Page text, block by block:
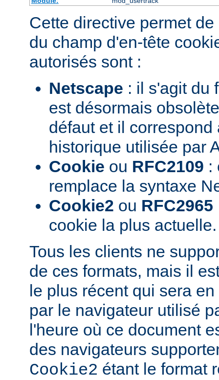
Cette directive permet
du champ d'en-tête
autorisés sont :
Netscape : il s'agit du
est désormais
défaut et il correspond
historique utilisée par
Cookie ou RFC2109 :
remplace la syntaxe
Cookie2 ou RFC2965
cookie la plus actuelle.
Tous les clients ne
de ces formats, mais il
le plus récent qui sera
par le navigateur utilisé
l'heure où ce document
des navigateurs
Cookie2 étant le format